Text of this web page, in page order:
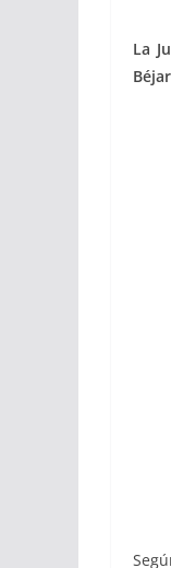
La
Béjar